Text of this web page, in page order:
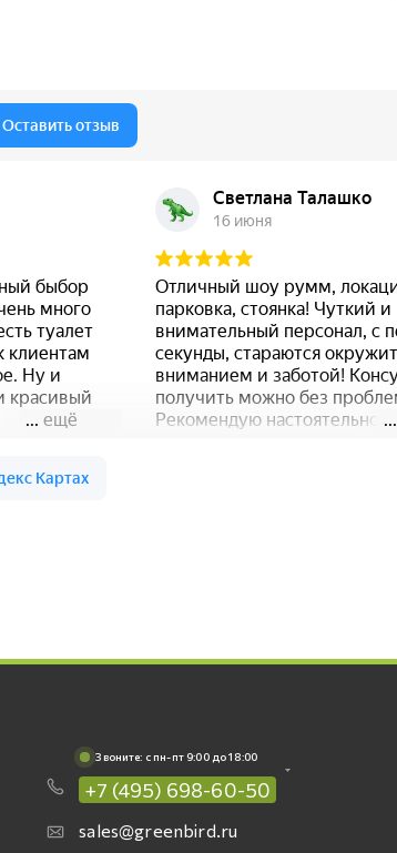
Звоните: c пн-пт 9:00 до 18:00
+7 (495) 698-60-50
sales@greenbird.ru